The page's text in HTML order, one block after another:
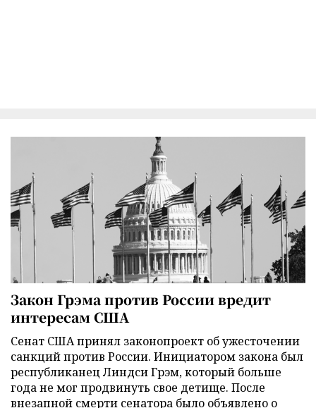
Закон Грэма против России вредит
интересам США
Сенат США принял законопроект об ужесточении
санкций против России. Инициатором закона был
республиканец Линдси Грэм, который больше
года не мог продвинуть свое детище. После
внезапной смерти сенатора было объявлено о